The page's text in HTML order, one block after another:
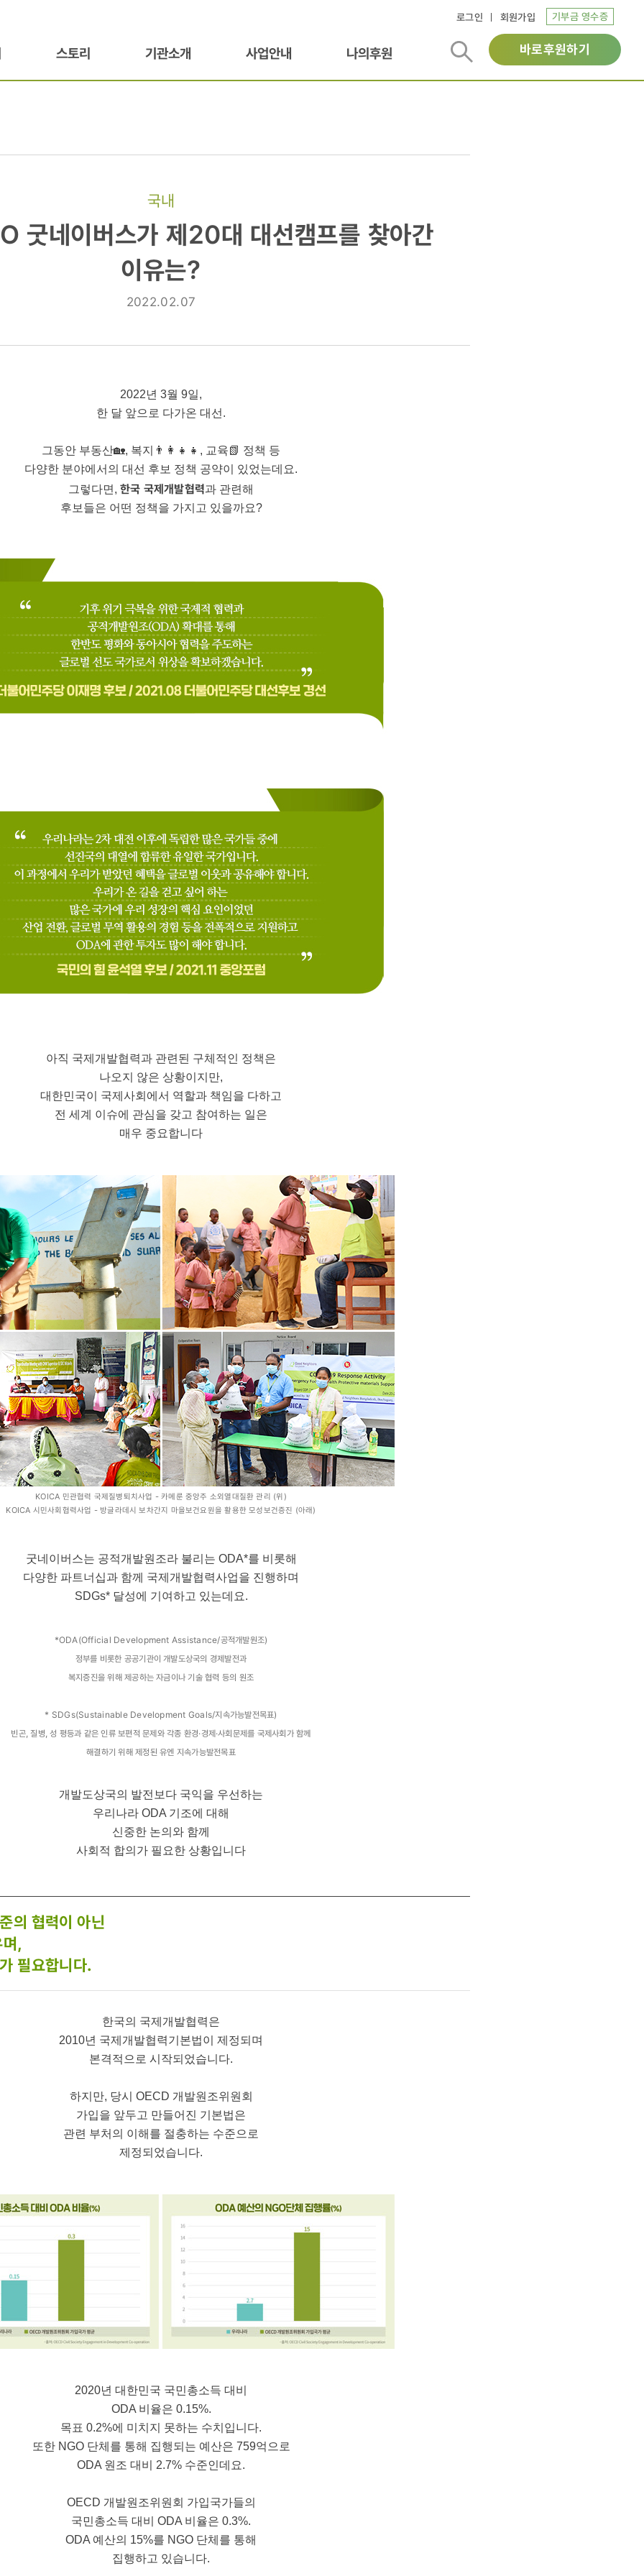
로그인 회원가입 기부금 영수증
스토리 기관소개 사업안내 나의후원 바로후원하기
국내
굿네이버스가 제20대 대선캠프를 찾아간
이유는?
2022.02.07
2022년 3월 9일,
한 달 앞으로 다가온 대선.
그동안 부동산🏡, 복지👨‍👩‍👧‍👧, 교육📗 정책 등
다양한 분야에서의 대선 후보 정책 공약이 있었는데요.
그렇다면, 한국 국제개발협력과 관련해
후보들은 어떤 정책을 가지고 있을까요?
아직 국제개발협력과 관련된 구체적인 정책은
나오지 않은 상황이지만,
대한민국이 국제사회에서 역할과 책임을 다하고
전 세계 이슈에 관심을 갖고 참여하는 일은
매우 중요합니다
KOICA 민관협력 국제질병퇴치사업 - 카메룬 중앙주 소외열대질환 관리 (위)
KOICA 시민사회협력사업 - 방글라데시 보차간지 마을보건요원을 활용한 모성보건증진 (아래)
굿네이버스는 공적개발원조라 불리는 ODA*를 비롯해
다양한 파트너십과 함께 국제개발협력사업을 진행하며
SDGs* 달성에 기여하고 있는데요.
*ODA(Official Development Assistance/공적개발원조)
정부를 비롯한 공공기관이 개발도상국의 경제발전과
복지증진을 위해 제공하는 자금이나 기술 협력 등의 원조
* SDGs(Sustainable Development Goals/지속가능발전목표)
빈곤, 질병, 성 평등과 같은 인류 보편적 문제와 각종 환경·경제·사회문제를 국제사회가 함께
해결하기 위해 제정된 유엔 지속가능발전목표
개발도상국의 발전보다 국익을 우선하는
우리나라 ODA 기조에 대해
신중한 논의와 함께
사회적 합의가 필요한 상황입니다
의 협력이 아닌
,
필요합니다.
한국의 국제개발협력은
2010년 국제개발협력기본법이 제정되며
본격적으로 시작되었습니다.
하지만, 당시 OECD 개발원조위원회
가입을 앞두고 만들어진 기본법은
관련 부처의 이해를 절충하는 수준으로
제정되었습니다.
2020년 대한민국 국민총소득 대비
ODA 비율은 0.15%.
목표 0.2%에 미치지 못하는 수치입니다.
또한 NGO 단체를 통해 집행되는 예산은 759억으로
ODA 원조 대비 2.7% 수준인데요.
OECD 개발원조위원회 가입국가들의
국민총소득 대비 ODA 비율은 0.3%.
ODA 예산의 15%를 NGO 단체를 통해
집행하고 있습니다.